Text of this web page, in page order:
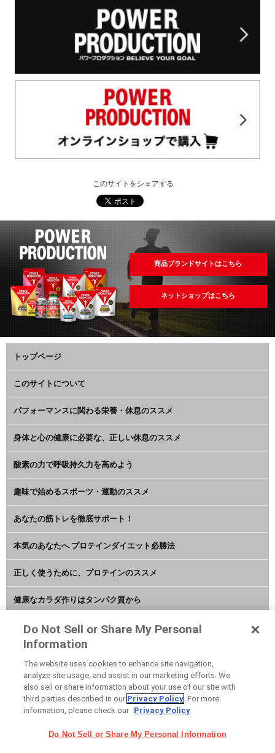
このサイトをシェアする
商品ブランドサイトはこちら
ネットショップはこちら
トップページ
このサイトについて
パフォーマンスに関わる栄養・休息のススメ
身体と心の健康に必要な、正しい休息のススメ
酸素の力で呼吸持久力を高めよう
趣味で始めるスポーツ・運動のススメ
あなたの筋トレを徹底サポート！
本気のあなたへ プロテインダイエット必勝法
正しく使うために、プロテインのススメ
健康なカラダ作りはタンパク質から
アミノ酸・BCAAで絶好調な毎日を
アスリートコンディションチェック
POWER PRODUCTION ブランドサイト
ネットショップ
Do Not Sell or Share My Personal
Information
The website uses cookies to enhance site navigation,
analyze site usage, and assist in our marketing efforts. We
also sell or share information about your use of our site with
third parties described in our Privacy Policy. For more
information, please check our Privacy Policy
Do Not Sell or Share My Personal Information